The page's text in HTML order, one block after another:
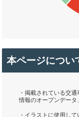
本ページについ
・掲載されている交
情報のオープンデータ
・イラストに使用し